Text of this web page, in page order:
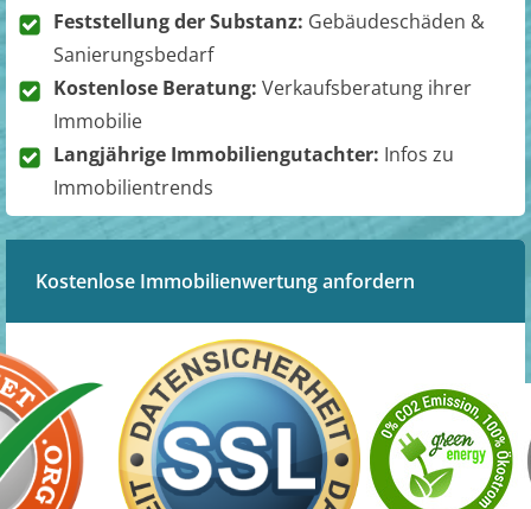
Feststellung der Substanz: Gebäudeschäden &
Sanierungsbedarf
Kostenlose Beratung: Verkaufsberatung ihrer
Immobilie
Langjährige Immobiliengutachter: Infos zu
Immobilientrends
Kostenlose Immobilienwertung anfordern